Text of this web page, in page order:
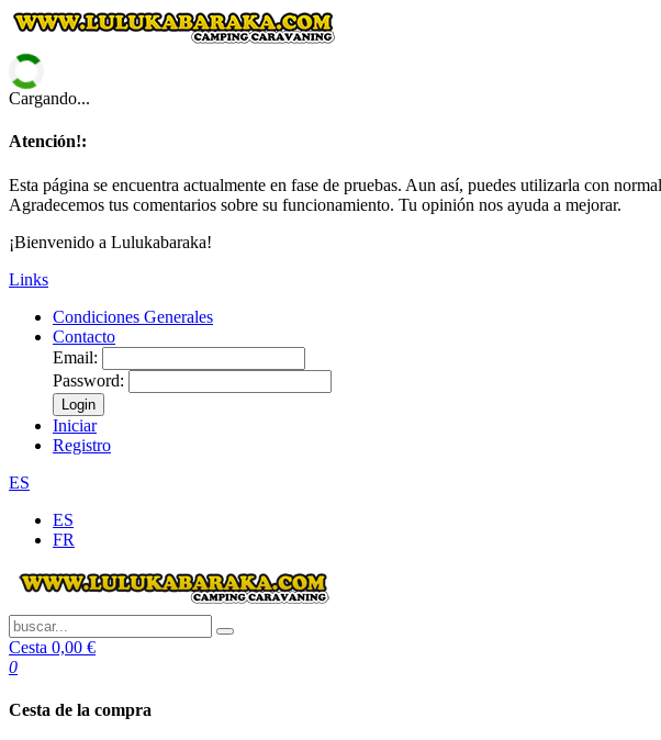
Cargando...
Atención!:
Esta página se encuentra actualmente en fase de pruebas. Aun así, puedes utilizarla con
Agradecemos tus comentarios sobre su funcionamiento. Tu opinión nos ayuda a mejorar.
¡Bienvenido a Lulukabaraka!
Links
Condiciones Generales
Contacto
Email:
Password:
Login
Iniciar
Registro
ES
ES
FR
Cesta 0,00 €
0
Cesta de la compra